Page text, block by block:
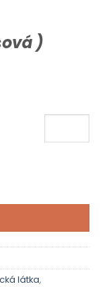
)
)
látka,